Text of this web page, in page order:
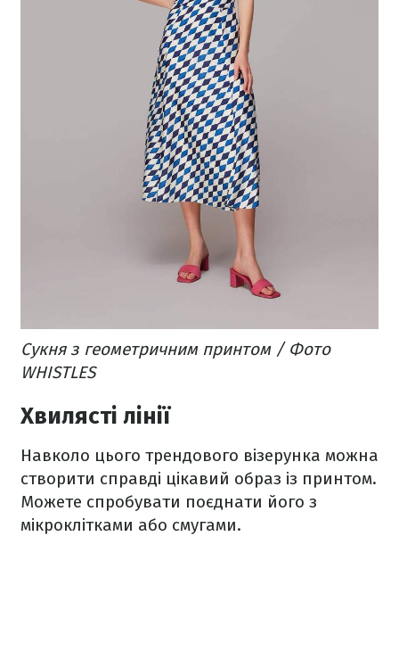
Сукня з геометричним принтом / Фото
WHISTLES
Хвилясті лінії
Навколо цього трендового візерунка можна
створити справді цікавий образ із принтом.
Можете спробувати поєднати його з
мікроклітками або смугами.